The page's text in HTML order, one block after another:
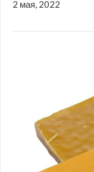
2 мая, 2022